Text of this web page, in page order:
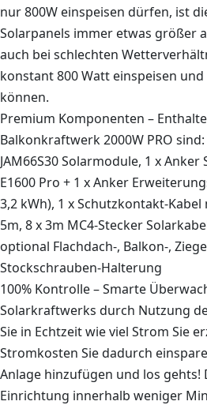
nur 800W einspeisen dürfen, ist
Solarpanels immer etwas größer
auch bei schlechten
konstant 800 Watt einspeisen
können.
Premium Komponenten –
Balkonkraftwerk 2000W PRO sind:
JAM66S30 Solarmodule, 1 x Anker
E1600 Pro + 1 x Anker
3,2 kWh), 1 x Schutzkontakt-
5m, 8 x 3m MC4-Stecker
optional Flachdach-, Balkon-,
Stockschrauben-Halterung
100% Kontrolle – Smarte
Solarkraftwerks durch Nutzung
Sie in Echtzeit wie viel Strom Sie
Stromkosten Sie dadurch
Anlage hinzufügen und los gehts!
Einrichtung innerhalb weniger